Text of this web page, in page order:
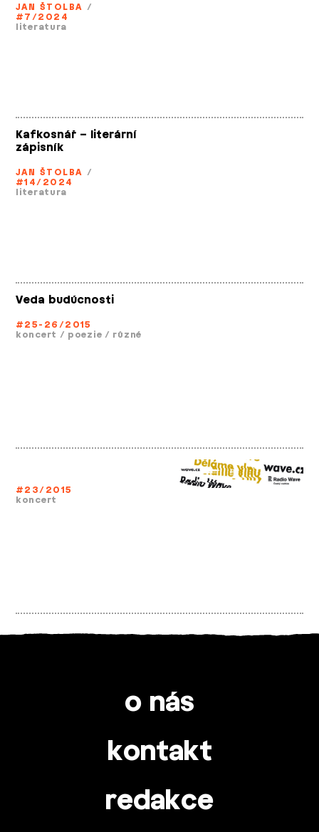
JAN ŠTOLBA /
#7/2024
literatura
Kafkosnář – literární
zápisník
JAN ŠTOLBA /
#14/2024
literatura
Veda budúcnosti
#25-26/2015
koncert / poezie / různé
#23/2015
koncert
o nás
kontakt
redakce